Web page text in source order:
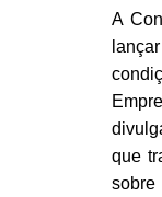
A
que
sobre